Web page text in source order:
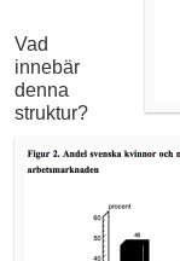
Vad
innebär
denna
struktur?